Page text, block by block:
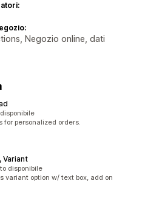
Negozio online, dati
for personalized orders.
Variant
disponibile
variant option w/ text box, add on